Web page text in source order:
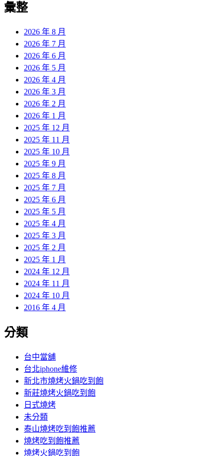
彙整
2026 年 8 月
2026 年 7 月
2026 年 6 月
2026 年 5 月
2026 年 4 月
2026 年 3 月
2026 年 2 月
2026 年 1 月
2025 年 12 月
2025 年 11 月
2025 年 10 月
2025 年 9 月
2025 年 8 月
2025 年 7 月
2025 年 6 月
2025 年 5 月
2025 年 4 月
2025 年 3 月
2025 年 2 月
2025 年 1 月
2024 年 12 月
2024 年 11 月
2024 年 10 月
2016 年 4 月
分類
台中當舖
台北iphone維修
新北市燒烤火鍋吃到飽
新莊燒烤火鍋吃到飽
日式燒烤
未分類
泰山燒烤吃到飽推薦
燒烤吃到飽推薦
燒烤火鍋吃到飽